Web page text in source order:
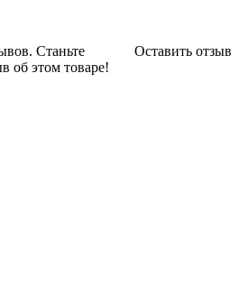
Оставить отзыв
Станьте
об этом товаре!